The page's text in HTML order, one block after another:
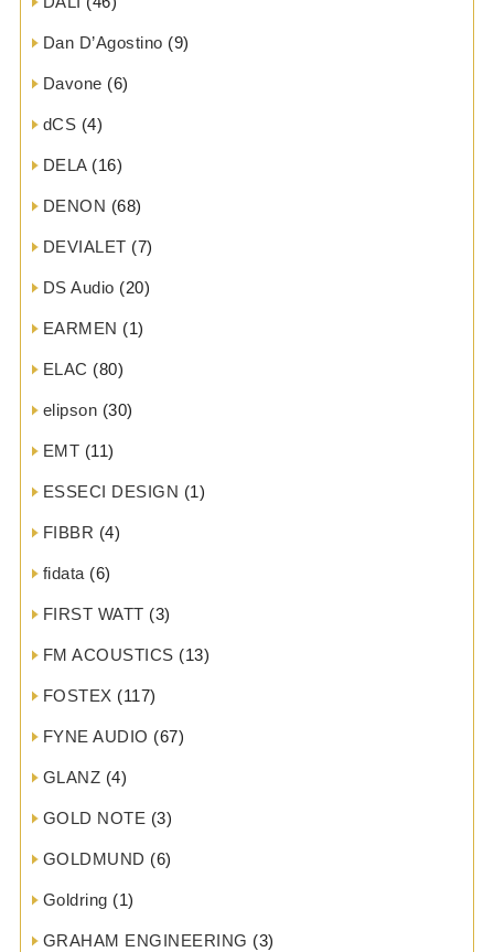
Dan D’Agostino (9)
Davone (6)
dCS (4)
DELA(16)
DENON (68)
DEVIALET (7)
DS Audio (20)
EARMEN (1)
ELAC (80)
elipson (30)
EMT (11)
ESSECI DESIGN (1)
FIBBR (4)
fidata(6)
FIRST WATT (3)
FM ACOUSTICS (13)
FOSTEX (117)
FYNE AUDIO (67)
GLANZ (4)
GOLD NOTE (3)
GOLDMUND (6)
Goldring (1)
GRAHAM ENGINEERING (3)